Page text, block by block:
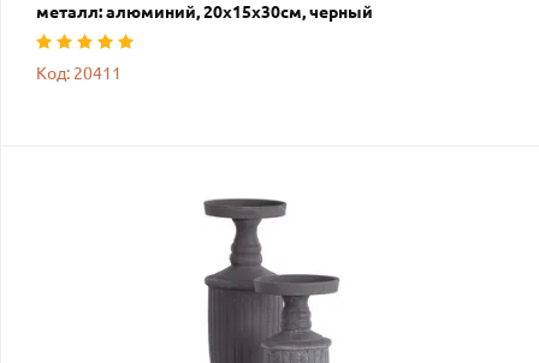
металл: алюминий, 20х15х30см, черный
Код: 20411